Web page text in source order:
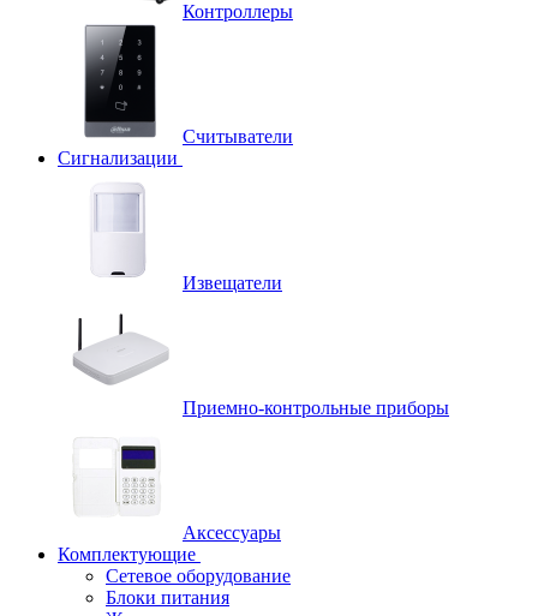
Контроллеры
Считыватели
Сигнализации
Извещатели
Приемно-контрольные приборы
Аксессуары
Комплектующие
Сетевое оборудование
Блоки питания